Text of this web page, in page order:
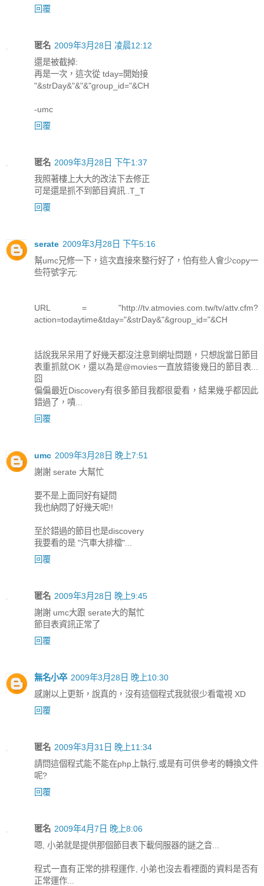
回覆
匿名 2009年3月28日 凌晨12:12
還是被截掉:
再是一次，這次從 tday=開始接
"&strDay&"&"&"group_id="&CH
-umc
回覆
匿名 2009年3月28日 下午1:37
我照著樓上大大的改法下去修正
可是還是抓不到節目資訊..T_T
回覆
serate 2009年3月28日 下午5:16
幫umc兄修一下，這次直接來整行好了，怕有些人會少copy一
些符號字元:
URL = "http://tv.atmovies.com.tw/tv/attv.cfm?
action=todaytime&tday="&strDay&"&group_id="&CH
話說我呆呆用了好幾天都沒注意到網址問題，只想說當日節目
表重抓就OK，還以為是@movies一直放錯後幾日的節目表...
囧
偏偏最近Discovery有很多節目我都很愛看，結果幾乎都因此
錯過了，嘖...
回覆
umc 2009年3月28日 晚上7:51
謝謝 serate 大幫忙
要不是上面同好有疑問
我也納悶了好幾天呢!!
至於錯過的節目也是discovery
我要看的是 "汽車大排檔"...
回覆
匿名 2009年3月28日 晚上9:45
謝謝 umc大跟 serate大的幫忙
節目表資訊正常了
回覆
無名小卒 2009年3月28日 晚上10:30
感謝以上更新，說真的，沒有這個程式我就很少看電視 XD
回覆
匿名 2009年3月31日 晚上11:34
請問這個程式能不能在php上執行,或是有可供參考的轉換文件
呢?
回覆
匿名 2009年4月7日 晚上8:06
嗯, 小弟就是提供那個節目表下載伺服器的謎之音...
程式一直有正常的排程運作, 小弟也沒去看裡面的資料是否有
正常運作...